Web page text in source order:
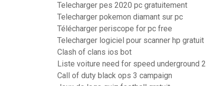
Telecharger pes 2020 pc gratuitement
Telecharger pokemon diamant sur pc
Télécharger periscope for pc free
Telecharger logiciel pour scanner hp gratuit
Clash of clans ios bot
Liste voiture need for speed underground 2
Call of duty black ops 3 campaign